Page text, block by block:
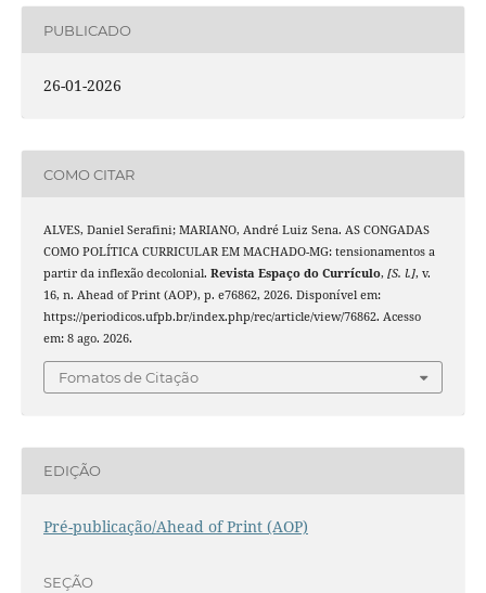
PUBLICADO
26-01-2026
COMO CITAR
ALVES, Daniel Serafini; MARIANO, André Luiz Sena. AS CONGADAS
COMO POLÍTICA CURRICULAR EM MACHADO-MG: tensionamentos a
partir da inflexão decolonial. Revista Espaço do Currículo, [S. l.], v.
16, n. Ahead of Print (AOP), p. e76862, 2026. Disponível em:
https://periodicos.ufpb.br/index.php/rec/article/view/76862. Acesso
em: 8 ago. 2026.
Fomatos de Citação
EDIÇÃO
Pré-publicação/Ahead of Print (AOP)
SEÇÃO